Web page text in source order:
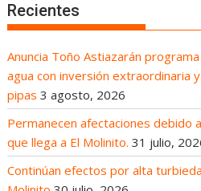
Recientes
Anuncia Toño Astiazarán
agua con inversión extraordinaria
pipas 3 agosto, 2026
Permanecen afectaciones debido
que llega a El Molinito. 31 julio,
Continúan efectos por alta